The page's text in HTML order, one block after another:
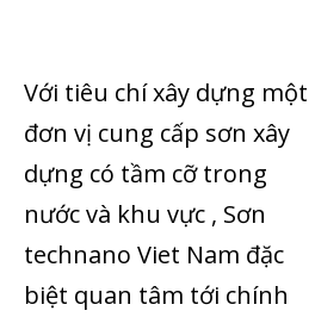
Với tiêu chí xây dựng một
đơn vị cung cấp sơn xây
dựng có tầm cỡ trong
nước và khu vực , Sơn
technano Viet Nam đặc
biệt quan tâm tới chính